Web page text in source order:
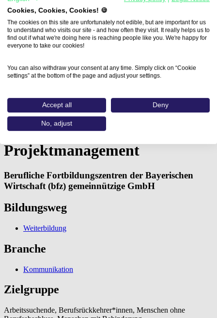
Home
Kaufmann*frau im E-
Commerce – TQ6:
Projektmanagement
Berufliche Fortbildungszentren der Bayerischen
Wirtschaft (bfz) gemeinnützige GmbH
Bildungsweg
Weiterbildung
Branche
Kommunikation
Zielgruppe
Arbeitssuchende, Berufsrückkehrer*innen, Menschen ohne
Cookies, Cookies, Cookies! 🍪
The cookies on this site are unfortunately not edible, but are important for us
to understand who visits our site - and how often they visit. It really helps us to
find out if what we're doing here is reaching people like you. We're happy for
everyone to take our cookies!
You can also withdraw your consent at any time. Simply click on “Cookie
settings” at the bottom of the page and adjust your settings.
Accept all Deny
No, adjust